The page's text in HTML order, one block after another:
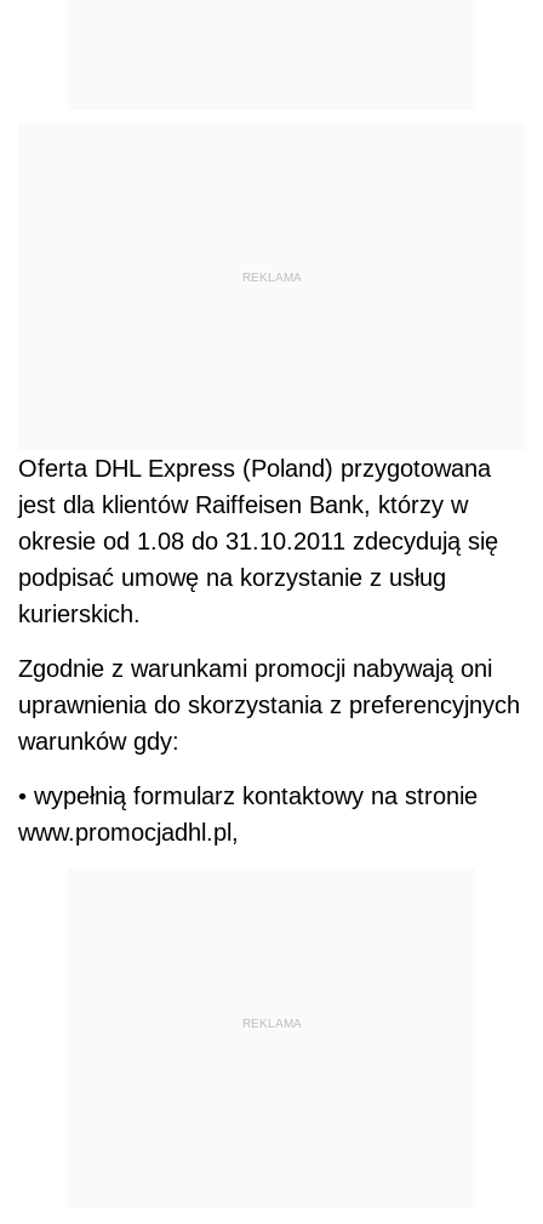
REKLAMA
Oferta DHL Express (Poland) przygotowana
jest dla klientów Raiffeisen Bank, którzy w
okresie od 1.08 do 31.10.2011 zdecydują się
podpisać umowę na korzystanie z usług
kurierskich.
Zgodnie z warunkami promocji nabywają oni
uprawnienia do skorzystania z preferencyjnych
warunków gdy:
• wypełnią formularz kontaktowy na stronie
www.promocjadhl.pl,
REKLAMA